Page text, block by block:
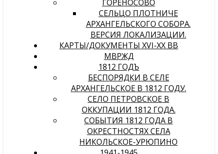
ГОРЕНОСОВО
СЕЛЬЦО ПЛОТНИЧЕ
АРХАНГЕЛЬСКОГО СОБОРА.
ВЕРСИЯ ЛОКАЛИЗАЦИИ.
КАРТЫ/ДОКУМЕНТЫ XVI-XX ВВ
МВРЖД
1812 ГОДЪ
БЕСПОРЯДКИ В СЕЛЕ
АРХАНГЕЛЬСКОЕ В 1812 ГОДУ.
СЕЛО ПЕТРОВСКОЕ В
ОККУПАЦИИ 1812 ГОДА.
СОБЫТИЯ 1812 ГОДА В
ОКРЕСТНОСТЯХ СЕЛА
НИКОЛЬСКОЕ-УРЮПИНО